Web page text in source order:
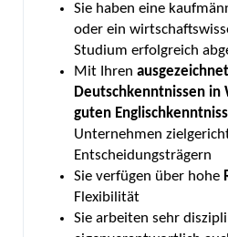
Sie haben eine
oder ein
Studium erfolgreich
Mit Ihren
Deutschkenntnissen in
guten
Unternehmen
Entscheidungsträgern
Sie verfügen über hohe
Flexibilität
Sie arbeiten sehr